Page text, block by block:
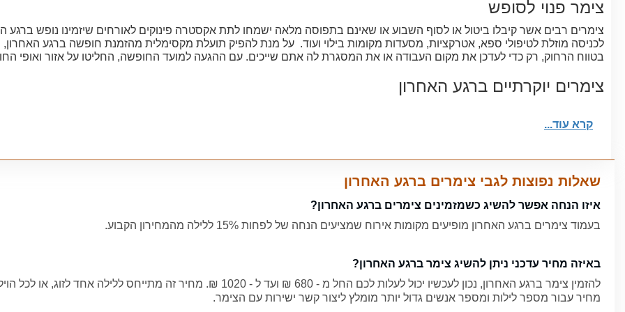
צימר פנוי לסופש
צימרים רבים אשר קיבלו ביטול או לסוף השבוע או שאינם בתפוסה מלאה ישמחו לתת אקסטרה פינוקים לאורחים שיזמינו נופש ברגע
לכניסה מוזלת לטיפולי ספא, אטרקציות, מסעדות מקומות בילוי ועוד. על מנת להפיק תועלת מקסימלית מהזמנת חופשה ברגע
בטווח הרחוק, רק כדי לעדכן את מקום העבודה או את המסגרת לה אתם שייכים. עם ההגעה למועד החופשה, החליטו על אזור ואופי
צימרים יוקרתיים ברגע האחרון
אקסטרה שיטש לצימר יוקרתי להציע.
או בריכה במושב בו נמצא הצימר, אליו יוכלו האורחים להיכנס בחינם או בתשלום סמלי. אם אתם מגיעים בהרכב משפחתי, בדקו עם
חדות, זריזות וכמובן גם מזל וטיימינג.
צימרים פנויים להיום
אפשרות נוספת להשיג חופשה חלומית ובמחיר מצוין היא בתקופות שמחוץ לעונות השיא של התיירות: חודשי הסתיו והחורף וכן ימי
שעליו תמיד חלמתם במחירים משתלמים ואף לסגור את צימר להיום! על אחת כמה וכמה כשמדובר בהזמנת צימר ברגע האחרון-
קרא עוד...
שאלות נפוצות לגבי צימרים ברגע האחרון
איזו הנחה אפשר להשיג כשמזמינים צימרים ברגע האחרון?
בעמוד צימרים ברגע האחרון מופיעים מקומות אירוח שמציעים הנחה של לפחות 15% ללילה מהמחירון הקבוע.
באיזה מחיר עדכני ניתן להשיג צימר ברגע האחרון?
להזמין צימר ברגע האחרון, נכון לעכשיו יכול לעלות לכם החל מ - 680 ₪ ועד ל -
מחיר עבור מספר לילות ומספר אנשים גדול יותר מומלץ ליצור קשר ישירות עם הצימר.